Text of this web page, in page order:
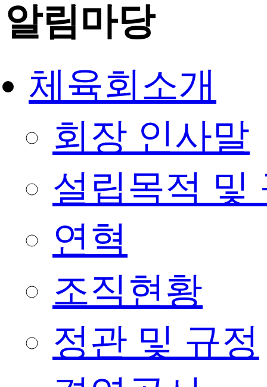
알림마당
체육회소개
회장 인사말
설립목적 및
연혁
조직현황
정관 및 규정